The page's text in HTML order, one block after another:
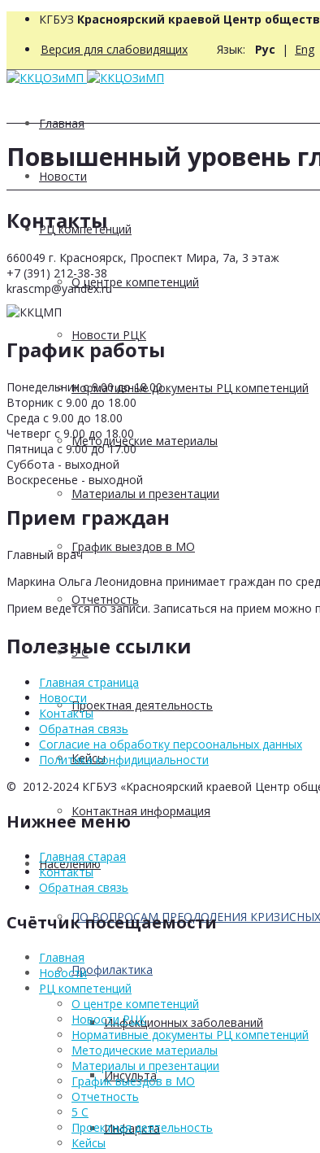
КГБУЗ Красноярский краевой Центр
Версия для слабовидящих Язык: Рус | Eng
Главная
Новости
РЦ компетенций
О центре компетенций
Новости РЦК
Нормативные документы РЦ компетенций
Методические материалы
Материалы и презентации
График выездов в МО
Отчетность
5 С
Проектная деятельность
Кейсы
Контактная информация
Населению
ПО ВОПРОСАМ ПРЕОДОЛЕНИЯ
Профилактика
Инфекционных заболеваний
Инсульта
Инфаркта
Повышенный уровень
Контакты
660049 г. Красноярск, Проспект Мира, 7а, 3 этаж
+7 (391) 212-38-38
krascmp@yandex.ru
График работы
Понедельник с 9.00 до 18.00
Вторник с 9.00 до 18.00
Среда с 9.00 до 18.00
Четверг с 9.00 до 18.00
Пятница с 9.00 до 17.00
Суббота - выходной
Воскресенье - выходной
Прием граждан
Главный врач
Маркина Ольга Леонидовна принимает граждан по
Прием ведется по записи. Записаться на прием можно
Полезные ссылки
Главная страница
Новости
Контакты
Обратная связь
Согласие на обработку персоональных данных
Политика конфидициальности
© 2012-2024 КГБУЗ «Красноярский краевой Центр
Нижнее меню
Главная старая
Контакты
Обратная связь
Счётчик посещаемости
Главная
Новости
РЦ компетенций
О центре компетенций
Новости РЦК
Нормативные документы РЦ компетенций
Методические материалы
Материалы и презентации
График выездов в МО
Отчетность
5 С
Проектная деятельность
Кейсы